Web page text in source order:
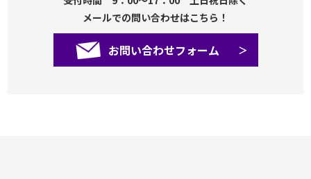
メールでの問い合わせはこちら！
お問い合わせフォーム